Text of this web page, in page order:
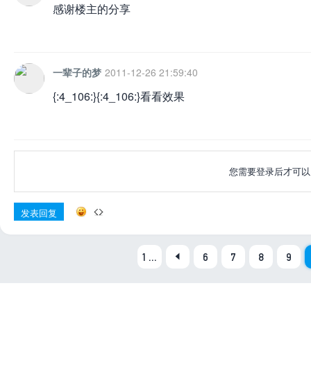
感谢楼主的分享
一辈子的梦 2011-12-26 21:59:40
{:4_106:}{:4_106:}看看效果
您需要登录后才可
发表回复
1 ... 6 7 8 9